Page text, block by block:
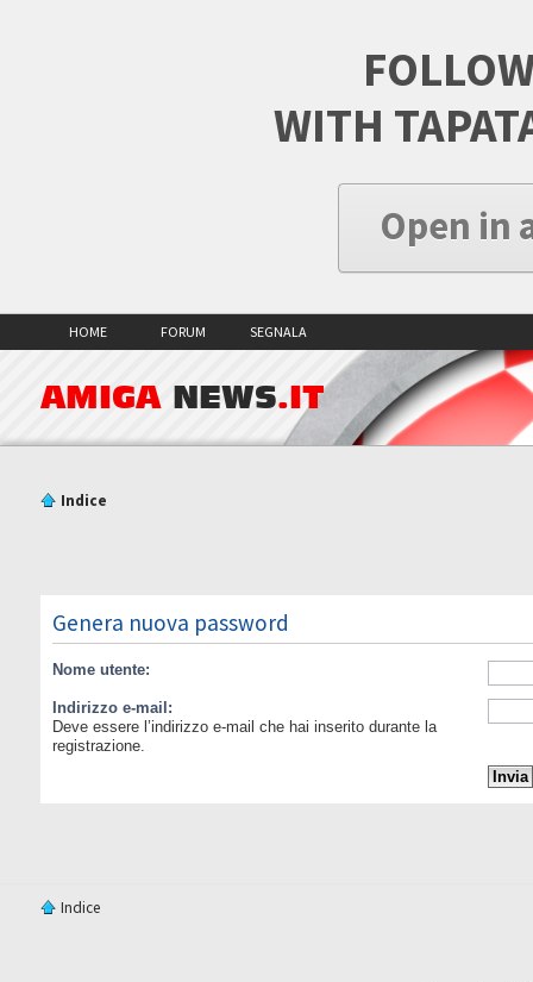
WITH
Open in
HOME FORUM SEGNALA
AMIGA NEWS.IT
Indice
Genera nuova password
Nome utente:
Indirizzo e-mail:
Deve essere l’indirizzo e-mail che hai inserito durante la
registrazione.
Indice